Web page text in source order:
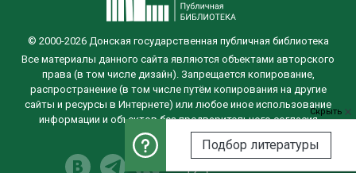
Скрыть
Подбор литературы
© 2000-2026 Донская государственная публичная библиотека
Все материалы данного сайта являются объектами авторского
права (в том числе дизайн). Запрещается копирование,
распространение (в том числе путём копирования на другие
сайты и ресурсы в Интернете) или любое иное использование
информации и объектов без предварительного согласия
правообладателя.